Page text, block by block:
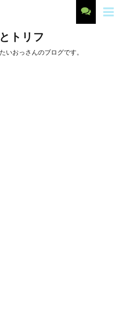
トリフ
いおっさんのブログです。